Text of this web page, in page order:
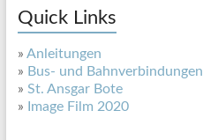
Quick Links
» Anleitungen
» Bus- und Bahnverbindungen
» St. Ansgar Bote
»
Image Film 2020